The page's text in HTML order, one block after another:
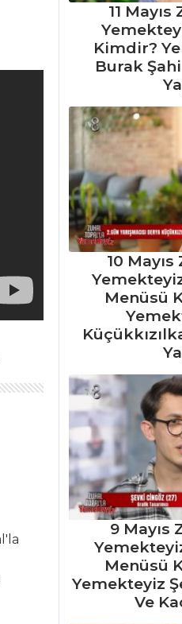
11
Kimdir?
Burak
10
Menüsü
9 Mayıs
Menüsü
Yemekteyiz
Ve